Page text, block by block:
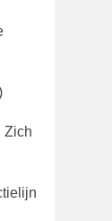
Zich